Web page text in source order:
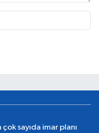
sayıda imar planı